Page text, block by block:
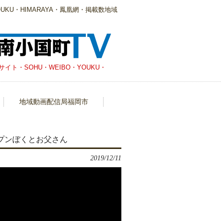
・HIMARAYA・鳳凰網・掲載数地域
ト・SOHU・WEIBO・YOUKU・
地域動画配信局福岡市
ンぼくとお父さん
2019/12/11